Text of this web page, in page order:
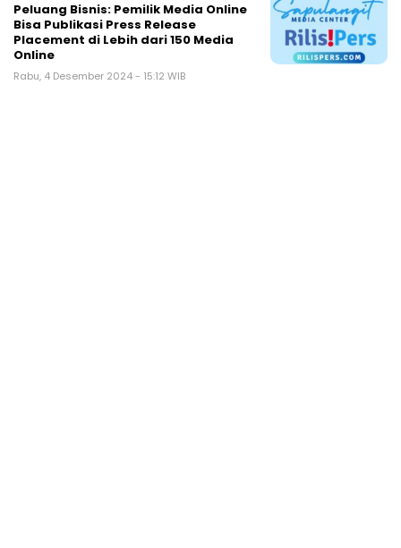
Peluang Bisnis: Pemilik Media Online
Bisa Publikasi Press Release
Placement di Lebih dari 150 Media
Online
Rabu, 4 Desember 2024 - 15:12 WIB